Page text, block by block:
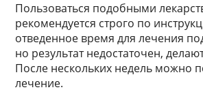
Пользоваться подобными
рекомендуется строго по
отведенное время для лечения
но результат недостаточен,
После нескольких недель можно
лечение.